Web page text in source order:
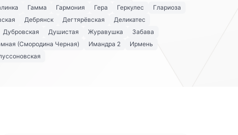
Гамма Гармония Гера Геркулес
Глариоза
Дебрянск Дегтярёвская
Деликатес
Дубровская Душистая Журавушка
Забава
(Смородина Черная) Имандра 2
Ирмень